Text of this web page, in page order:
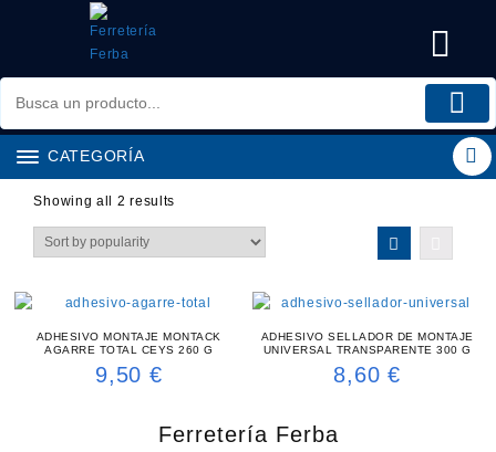
CATEGORÍA
Showing all 2 results
ADHESIVO MONTAJE MONTACK
AGARRE TOTAL CEYS 260 G
9,50 €
ADHESIVO SELLADOR DE MONTAJE
UNIVERSAL TRANSPARENTE 300 G
8,60 €
Ferretería Ferba